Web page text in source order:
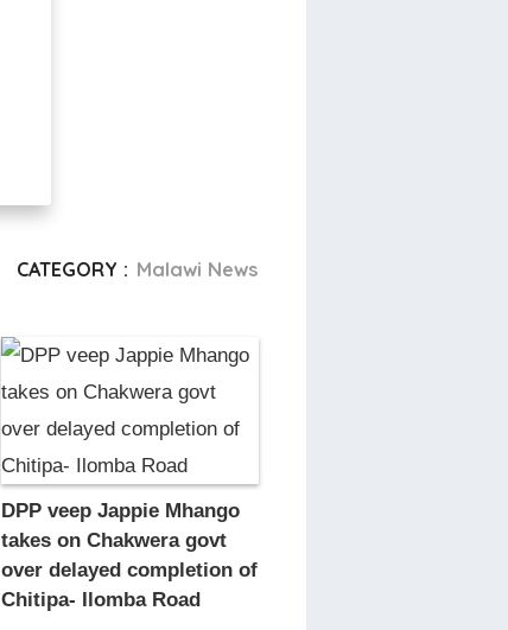
CATEGORY : Malawi News
DPP veep Jappie Mhango
takes on Chakwera govt
over delayed completion of
Chitipa- Ilomba Road